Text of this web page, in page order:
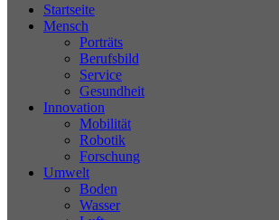
Startseite
Mensch
Porträts
Berufsbild
Service
Gesundheit
Innovation
Mobilität
Robotik
Forschung
Umwelt
Boden
Wasser